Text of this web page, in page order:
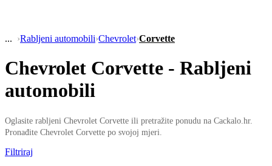
›Rabljeni automobili›Chevrolet›Corvette
Chevrolet Corvette - Rabljeni
automobili
Oglasite rabljeni Chevrolet Corvette ili pretražite ponudu na Cackalo.hr.
Pronađite Chevrolet Corvette po svojoj mjeri.
Filtriraj